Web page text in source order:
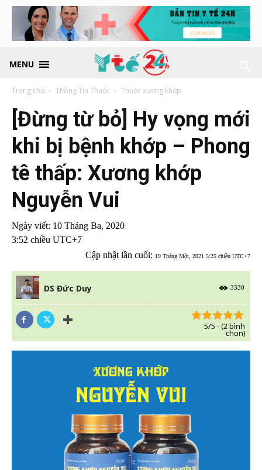
MENU
Trang chủ Thông Tin Thuốc Thuốc xương khớp
[Đừng từ bỏ] Hy vọng mới
khi bị bệnh khớp – Phong
tê thấp: Xương khớp
Nguyễn Vui
Ngày viết: 10 Tháng Ba, 2020
3:52 chiều UTC+7
Cập nhật lần cuối: 19 Tháng Một, 2021 5:25 chiều UTC+7
DS Đức Duy 3330
5/5 - (2 bình
chọn)